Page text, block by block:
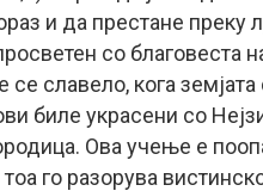
и да престане преку
со благовеста
се славело, кога
биле украсени со
Ова учење е
го разорува